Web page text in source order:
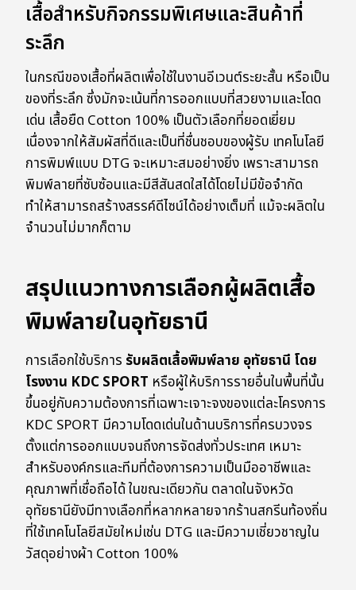
เสื้อสำหรับกิจกรรมพิเศษและสินค้าที่
ระลึก
ในกรณีของเสื้อที่ผลิตเพื่อใช้ในงานอีเวนต์ระยะสั้น หรือเป็น
ของที่ระลึก ซึ่งมักจะเน้นที่การออกแบบที่สวยงามและโดด
เด่น เสื้อยืด Cotton 100% เป็นตัวเลือกที่ยอดเยี่ยม
เนื่องจากให้สัมผัสที่ดีและเป็นที่ชื่นชอบของผู้รับ เทคโนโลยี
การพิมพ์แบบ DTG จะเหมาะสมอย่างยิ่ง เพราะสามารถ
พิมพ์ลายที่ซับซ้อนและมีสีสันสดใสได้โดยไม่มีข้อจำกัด
ทำให้สามารถสร้างสรรค์ดีไซน์ได้อย่างเต็มที่ แม้จะผลิตใน
จำนวนไม่มากก็ตาม
สรุปแนวทางการเลือกผู้ผลิตเสื้อ
พิมพ์ลายในอุทัยธานี
การเลือกใช้บริการ รับผลิตเสื้อพิมพ์ลาย อุทัยธานี โดย
โรงงาน KDC SPORT หรือผู้ให้บริการรายอื่นในพื้นที่นั้น
ขึ้นอยู่กับความต้องการที่เฉพาะเจาะจงของแต่ละโครงการ
KDC SPORT มีความโดดเด่นในด้านบริการที่ครบวงจร
ตั้งแต่การออกแบบจนถึงการจัดส่งทั่วประเทศ เหมาะ
สำหรับองค์กรและทีมที่ต้องการความเป็นมืออาชีพและ
คุณภาพที่เชื่อถือได้ ในขณะเดียวกัน ตลาดในจังหวัด
อุทัยธานียังมีทางเลือกที่หลากหลายจากร้านสกรีนท้องถิ่น
ที่ใช้เทคโนโลยีสมัยใหม่เช่น DTG และมีความเชี่ยวชาญใน
วัสดุอย่างผ้า Cotton 100%